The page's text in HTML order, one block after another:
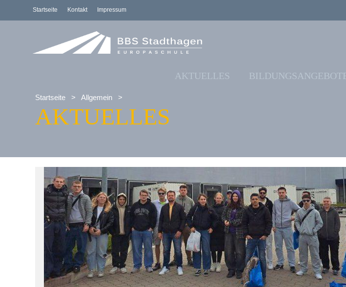
Startseite Kontakt Impressum
AKTUELLES
Startseite > Allgemein >
AKTUELLES